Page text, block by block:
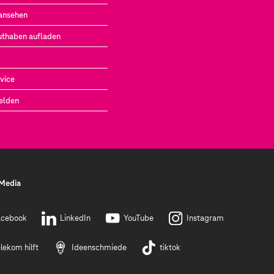
aufladen
LinkedIn YouTube Instagram
hilft Ideenschmiede tiktok